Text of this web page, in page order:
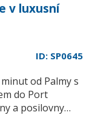
v luxusní
ID: SP0645
od Palmy s
do Port
a posilovny…